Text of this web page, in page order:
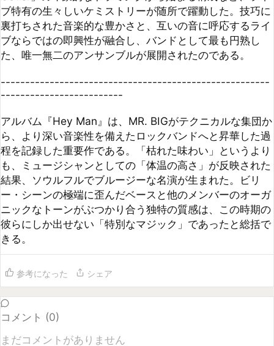
ら、より深い音楽性を備えたロックバンドへと昇華した過
程を記録した重要作である。「枯れた味わい」というより
も、ミュージシャンとしての「体温の高さ」が反映された
結果、ソウルフルでブルージーな名演が生まれた。ビリ
ニックなトーンがぶつかり合う独特の質感は、この時期の
彼らにしか出せない「特別なマジック」であったと総括で
参考になった シェア
コメント (0)
まだコメントがありません
コメントするにはログインしてください